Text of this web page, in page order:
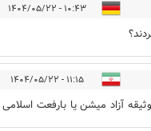
۱۰:۴۳ - ۱۴۰۴/۰۵/۲۲
۱۱:۱۵ - ۱۴۰۴/۰۵/۲۲
آزاد میشن یا بارفعت اسلامی